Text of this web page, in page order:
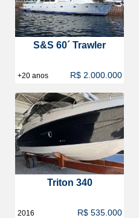
S&S 60´ Trawler
+20 anos R$ 2.000.000
Triton 340
2016 R$ 535.000